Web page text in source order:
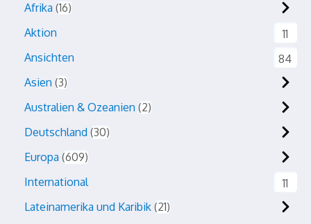
Afrika 16
Aktion
11
Ansichten
84
Asien 3
Australien & Ozeanien 2
Deutschland 30
Europa 609
International
11
Lateinamerika und Karibik 21